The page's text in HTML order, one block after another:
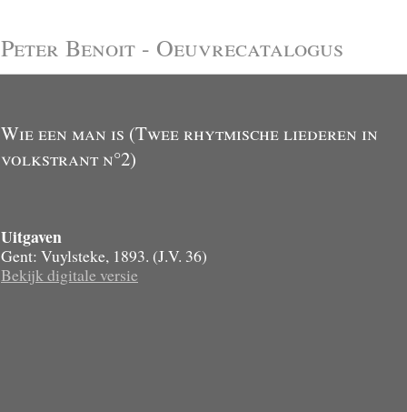
Peter Benoit - Oeuvrecatalogus
Wie een man is (Twee rhytmische liederen in
volkstrant n°2)
Uitgaven
Gent: Vuylsteke, 1893. (J.V. 36)
Bekijk digitale versie